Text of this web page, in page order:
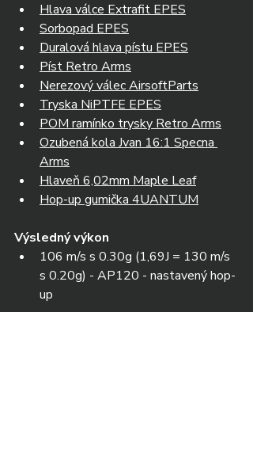
Hlava válce Extrafit EPES
Sorbopad EPES
Duralová hlava pístu EPES
Píst Retro Arms
Nerezový válec AirsoftParts
Tryska NiPTFE EPES
POM ramínko trysky Retro Arms
Ozubená kola Jvan 16:1 Specna
Arms
Hlaveň 6,02mm Maple Leaf
Hop-up gumička 4UANTUM
Výsledný výkon
106 m/s s 0.30g (1,69J = 130 m/s
s 0.20g) - AP120 - nastavený hop-
up